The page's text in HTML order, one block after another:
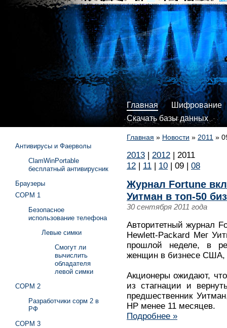
Главная
Шифрование
Скачать базы данных
Главная » Новости » 2011 »
2013 | 2012 | 2011
12 | 11 | 10 | 09 | 08
Журнал Fortune
Уитман в топ-50
30 сентября 2011 года
Авторитетный журнал
Hewlett-Packard Мег
прошлой неделе, в
женщин в бизнесе США,
Акционеры ожидают,
из стагнации и
предшественник
HP менее 11 месяцев.
Подробнее »
Антивирусы и Фаерволы
ClamWinPortable
бесплатный антивирусник
Браузеры
СОРМ 1
Безопасное
использование телефона
Левые симки
Смогут ли
вычислить
обладателя
левой симки
СОРМ 2
Разработчики сорм 2 в
РФ
СОРМ 3